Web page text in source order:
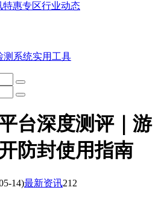
特惠专区行业动态
测系统实用工具
台深度测评｜游
防封使用指南
14)最新资讯212